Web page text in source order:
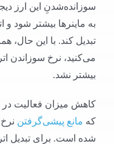
سوزانده‌شدنِ این ارز
به ماینرها بیشتر شود و
تبدیل کند. با این حال،
می‌کنید، نرخ سوزاندن
بیشتر نشد.
کاهش میزان فعالیت در
که مانع پیشی‌گرفتن
شده است. برای تبدیل